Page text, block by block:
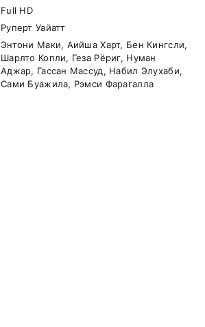
Full HD
Руперт Уайатт
Энтони Маки, Аийша Харт, Бен Кингсли,
Шарлто Копли, Геза Рёриг, Нуман
Аджар, Гассан Массуд, Набил Элухаби,
Сами Буажила, Рэмси Фарагалла